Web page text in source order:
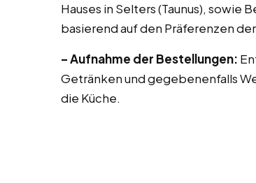
Hauses in Selters (Taunus), sowie
basierend auf den Präferenzen
– Aufnahme der Bestellungen:
Getränken und gegebenenfalls
die Küche.